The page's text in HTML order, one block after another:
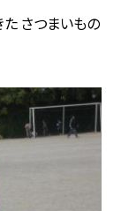
さつまいもの